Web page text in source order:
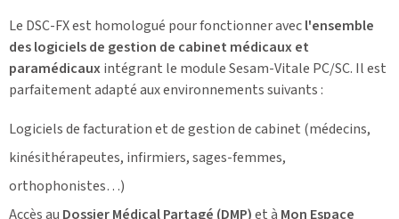
Le DSC-FX est homologué pour fonctionner avecl'ensemble
des logiciels de gestion de cabinet médicaux et
paramédicauxintégrant le module Sesam-Vitale PC/SC. Il est
parfaitement adapté aux environnements suivants :
Logiciels de facturation et de gestion de cabinet (médecins,
kinésithérapeutes, infirmiers, sages-femmes,
orthophonistes…)
Accès au Dossier Médical Partagé (DMP)et à Mon Espace